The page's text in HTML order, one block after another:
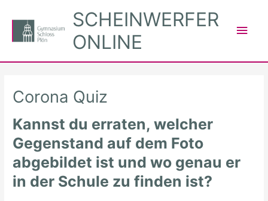
Inhalt
springen
SCHEINWERFER
ONLINE
Corona Quiz
Kannst du erraten, welcher
Gegenstand auf dem Foto
abgebildet ist und wo genau er
in der Schule zu finden ist?